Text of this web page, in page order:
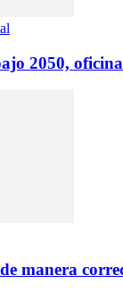
2050,
manera